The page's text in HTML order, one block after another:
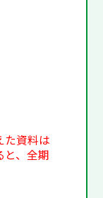
た資料は
と、全期